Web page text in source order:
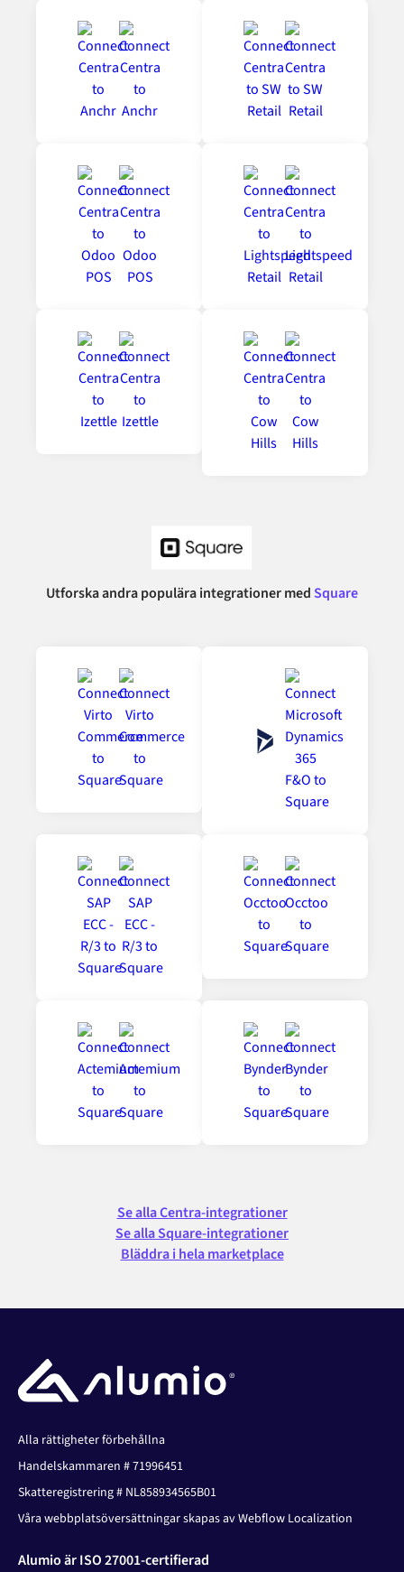
Utforska andra populära integrationer medSquare
Se alla Centra-integrationer
Se alla Square-integrationer
Bläddra i hela marketplace
Alla rättigheter förbehållna
Handelskammaren # 71996451
Skatteregistrering # NL858934565B01
Våra webbplatsöversättningar skapas av Webflow Localization
Alumio är ISO 27001-certifierad